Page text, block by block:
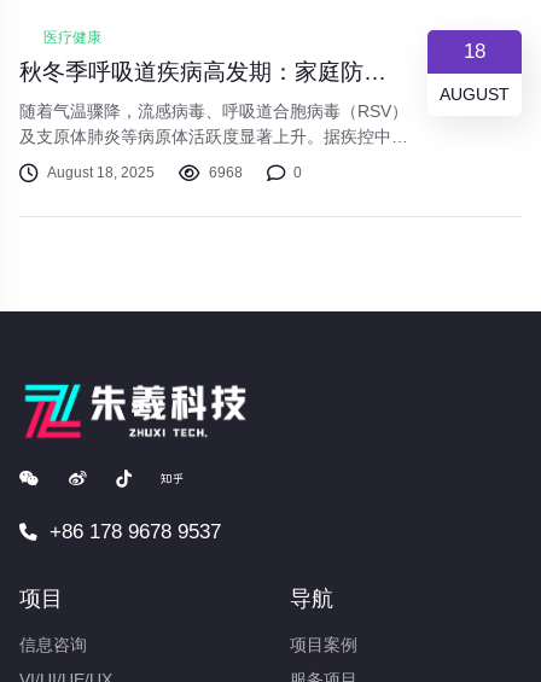
18
AUGUST
医疗健康
秋冬季呼吸道疾病高发期：家庭防护指南与预警信号识别
随着气温骤降，流感病毒、呼吸道合胞病毒（RSV）
及支原体肺炎等病原体活跃度显著上升。据疾控中心
最新监测数据，我国北方地区急性呼吸道感染病例较
上月增加37%。
August 18, 2025 6968 0
+86 178 9678 9537
项目
信息咨询
导航
项目案例